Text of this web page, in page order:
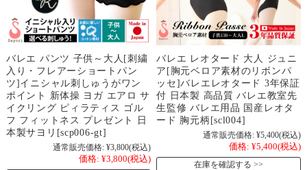
バレエ パンツ 子供～大人[刺繍
入り・フレアーショートパン
ツ]イニシャル刺しゅうがワン
ポイント 新体操 ヨガ エアロ サ
イクリング ピィラティス ゴル
フ フィットネス プレゼント 日
本製サヨリ[scp006-gt]
通常販売価格: ¥3,800(税込)
価格: ¥3,800(税込)
バレエ レオタード 大人 ジュニ
ア[胸元ベロア素材のリボンパ
ッセ]バレエレオタード 3年保証
付 日本製 高品質 バレエ教室先
生監修 バレエ用品 国産レオタ
ード 胸元柄[scl004]
通常販売価格: ¥5,400(税込)
価格: ¥5,400(税込)
在庫を確認する